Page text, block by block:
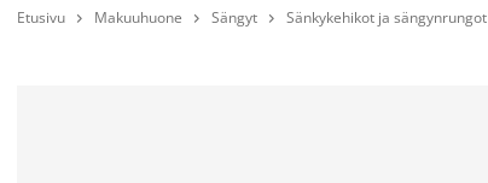
Etusivu  Makuuhuone  Sängyt  Sänkykehikot ja sängynrungot